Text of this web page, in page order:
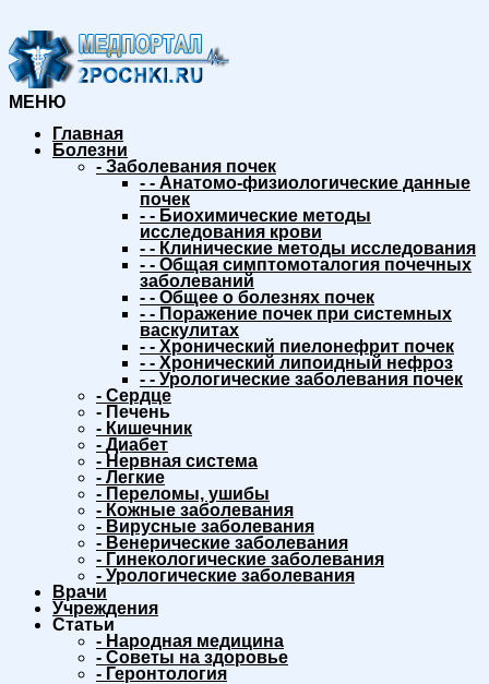
МЕНЮ
Главная
Болезни
- Заболевания почек
- - Анатомо-физиологические данные
почек
- - Биохимические методы
исследования крови
- - Клинические методы исследования
- - Общая симптомоталогия почечных
заболеваний
- - Общее о болезнях почек
- - Поражение почек при системных
васкулитах
- - Хронический пиелонефрит почек
- - Хронический липоидный нефроз
- - Урологические заболевания почек
- Сердце
- Печень
- Кишечник
- Диабет
- Нервная система
- Легкие
- Переломы, ушибы
- Кожные заболевания
- Вирусные заболевания
- Венерические заболевания
- Гинекологические заболевания
- Урологические заболевания
Врачи
Учреждения
Статьи
- Народная медицина
- Советы на здоровье
- Геронтология